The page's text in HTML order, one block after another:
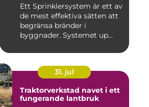
Ett Sprinklersystem är ett av
de mest effektiva sätten att
begränsa bränder i
byggnader. Systemet up...
31. jul
Traktorverkstad navet i ett
fungerande lantbruk